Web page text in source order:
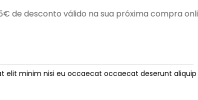
de desconto válido na sua próxima compra
elit minim nisi eu occaecat occaecat deserunt aliquip